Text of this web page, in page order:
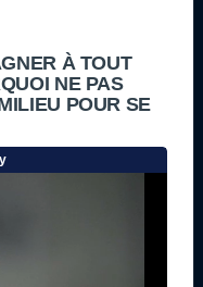
À TOUT
NE PAS
POUR SE